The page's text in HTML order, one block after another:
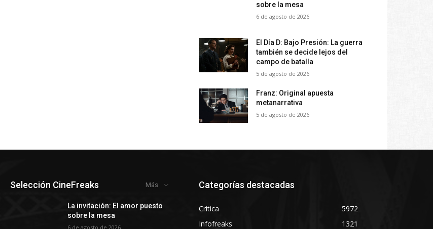
sobre la mesa
6 de agosto de 2026
El Día D: Bajo Presión: La guerra
también se decide lejos del
campo de batalla
5 de agosto de 2026
Franz: Original apuesta
metanarrativa
5 de agosto de 2026
Selección CineFreaks Más
La invitación: El amor puesto
sobre la mesa
6 de agosto de 2026
Categorías destacadas
Crítica
5972
Infofreaks
1321